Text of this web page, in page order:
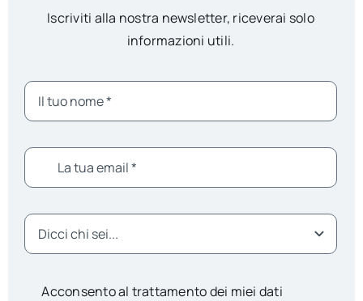
Iscriviti alla nostra newsletter, riceverai solo
informazioni utili.
Acconsento al trattamento dei miei dati